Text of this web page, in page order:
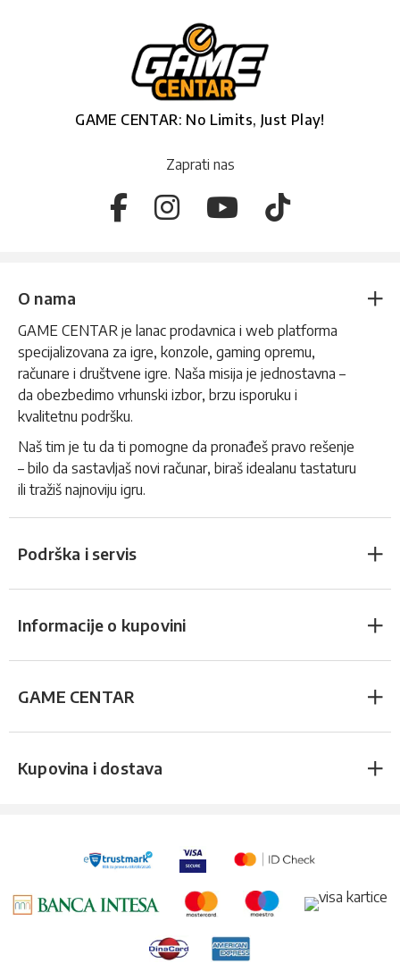
GAME CENTAR: No Limits, Just Play!
Zaprati nas
O nama
GAME CENTAR je lanac prodavnica i web platforma
specijalizovana za igre, konzole, gaming opremu,
računare i društvene igre. Naša misija je jednostavna –
da obezbedimo vrhunski izbor, brzu isporuku i
kvalitetnu podršku.
Naš tim je tu da ti pomogne da pronađeš pravo rešenje
– bilo da sastavljaš novi računar, biraš idealanu tastaturu
ili tražiš najnoviju igru.
Podrška i servis
Informacije o kupovini
GAME CENTAR
Kupovina i dostava